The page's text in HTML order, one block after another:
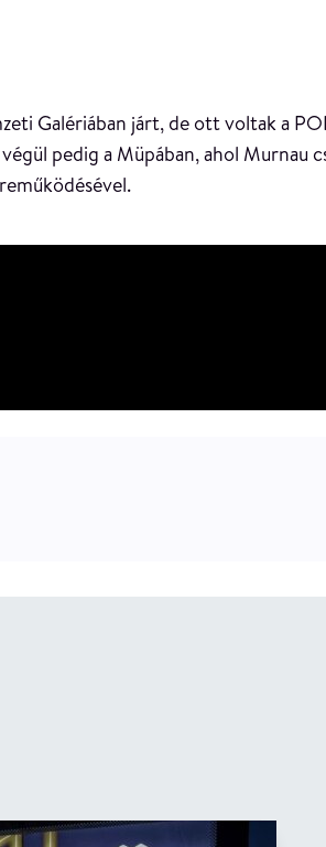
Galériában járt, de ott voltak a
pedig a Müpában, ahol Murnau